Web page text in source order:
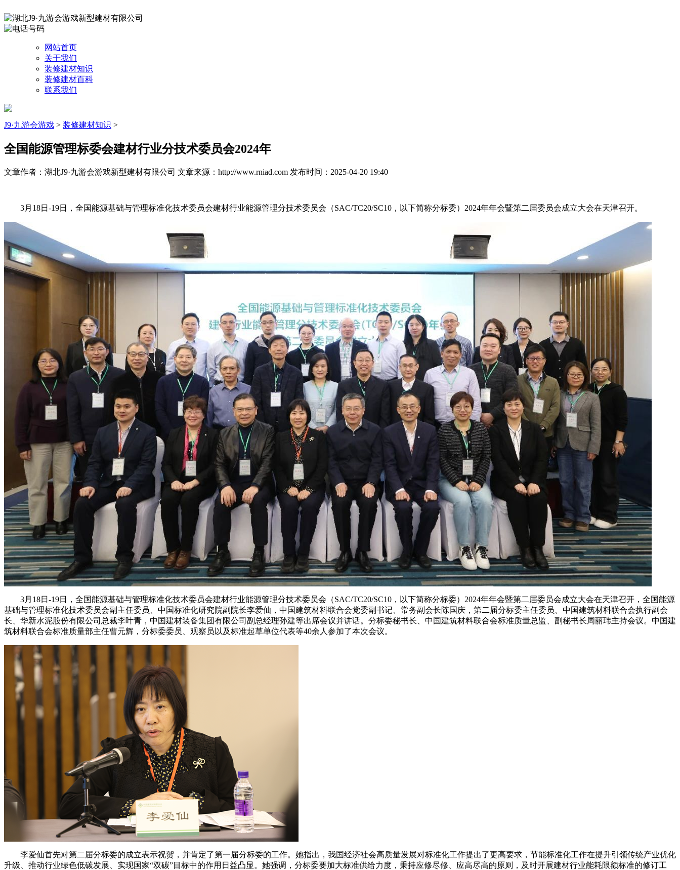
网站首页
关于我们
装修建材知识
装修建材百科
联系我们
J9·九游会游戏 > 装修建材知识 >
全国能源管理标委会建材行业分技术委员会2024年
文章作者：湖北J9·九游会游戏新型建材有限公司 文章来源：http://www.rniad.com 发布时间：2025-04-20 19:40
3月18日-19日，全国能源基础与管理标准化技术委员会建材行业能源管理分技术委员会（SAC/TC20/SC10，以下简称分标委）2024年年会暨第二届委员会成立大会在天津召开。
3月18日-19日，全国能源基础与管理标准化技术委员会建材行业能源管理分技术委员会（SAC/TC20/SC10，以下简称分标委）2024年年会暨第二届委员会成立大会在天津召开，全国能源
基础与管理标准化技术委员会副主任委员、中国标准化研究院副院长李爱仙，中国建筑材料联合会党委副书记、常务副会长陈国庆，第二届分标委主任委员、中国建筑材料联合会执行副会
长、华新水泥股份有限公司总裁李叶青，中国建材装备集团有限公司副总经理孙建等出席会议并讲话。分标委秘书长、中国建筑材料联合会标准质量总监、副秘书长周丽玮主持会议。中国建
筑材料联合会标准质量部主任曹元辉，分标委委员、观察员以及标准起草单位代表等40余人参加了本次会议。
李爱仙首先对第二届分标委的成立表示祝贺，并肯定了第一届分标委的工作。她指出，我国经济社会高质量发展对标准化工作提出了更高要求，节能标准化工作在提升引领传统产业优化
升级、推动行业绿色低碳发展、实现国家“双碳”目标中的作用日益凸显。她强调，分标委要加大标准供给力度，秉持应修尽修、应高尽高的原则，及时开展建材行业能耗限额标准的修订工